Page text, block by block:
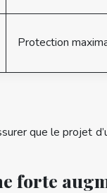
Protection
que le projet
forte